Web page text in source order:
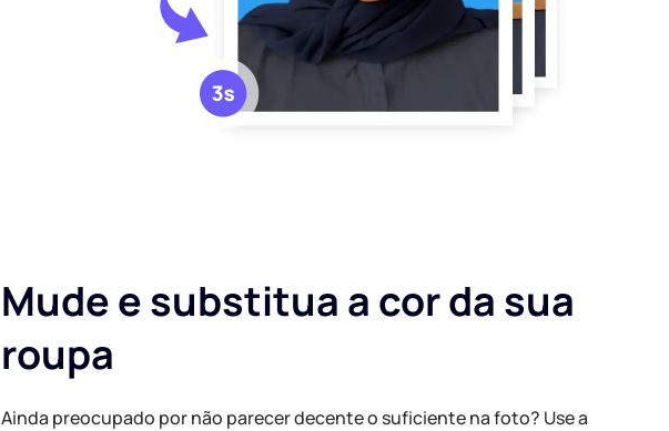
Mude e substitua a cor da sua
roupa
Ainda preocupado por não parecer decente o suficiente na foto? Use a